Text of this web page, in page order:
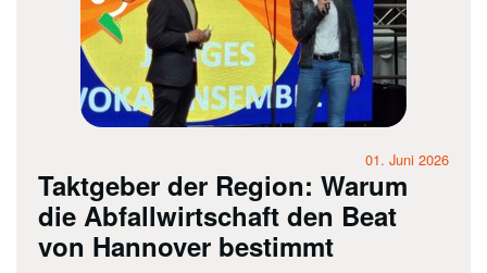
01. Juni 2026
Taktgeber der Region: Warum
die Abfallwirtschaft den Beat
von Hannover bestimmt